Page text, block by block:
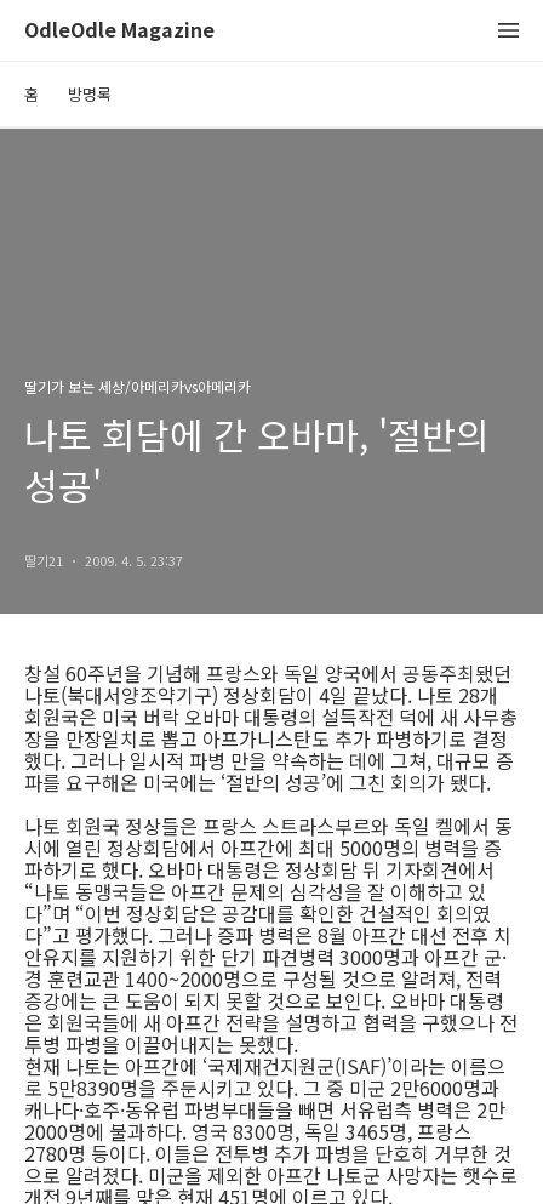
OdleOdle Magazine
홈 방명록
딸기가 보는 세상/아메리카vs아메리카
나토 회담에 간 오바마, '절반의
성공'
딸기21 2009. 4. 5. 23:37
창설 60주년을 기념해 프랑스와 독일 양국에서 공동주최됐던
나토(북대서양조약기구) 정상회담이 4일 끝났다. 나토 28개
회원국은 미국 버락 오바마 대통령의 설득작전 덕에 새 사무총
장을 만장일치로 뽑고 아프가니스탄도 추가 파병하기로 결정
했다. 그러나 일시적 파병 만을 약속하는 데에 그쳐, 대규모 증
파를 요구해온 미국에는 ‘절반의 성공’에 그친 회의가 됐다.
나토 회원국 정상들은 프랑스 스트라스부르와 독일 켈에서 동
시에 열린 정상회담에서 아프간에 최대 5000명의 병력을 증
파하기로 했다. 오바마 대통령은 정상회담 뒤 기자회견에서
“나토 동맹국들은 아프간 문제의 심각성을 잘 이해하고 있
다”며 “이번 정상회담은 공감대를 확인한 건설적인 회의였
다”고 평가했다. 그러나 증파 병력은 8월 아프간 대선 전후 치
안유지를 지원하기 위한 단기 파견병력 3000명과 아프간 군·
경 훈련교관 1400~2000명으로 구성될 것으로 알려져, 전력
증강에는 큰 도움이 되지 못할 것으로 보인다. 오바마 대통령
은 회원국들에 새 아프간 전략을 설명하고 협력을 구했으나 전
투병 파병을 이끌어내지는 못했다.
현재 나토는 아프간에 ‘국제재건지원군(ISAF)’이라는 이름으
로 5만8390명을 주둔시키고 있다. 그 중 미군 2만6000명과
캐나다·호주·동유럽 파병부대들을 빼면 서유럽측 병력은 2만
2000명에 불과하다. 영국 8300명, 독일 3465명, 프랑스
2780명 등이다. 이들은 전투병 추가 파병을 단호히 거부한 것
으로 알려졌다. 미군을 제외한 아프간 나토군 사망자는 햇수로
개전 9년째를 맞은 현재 451명에 이르고 있다.